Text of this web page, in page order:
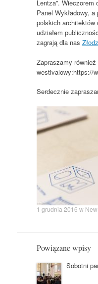
Lentza”. Wieczorem
Panel Wykładowy,
polskich architektów
udziałem
zagrają dla nas
Zapraszamy
westivalowy:https://
Serdecznie
1 grudnia 2016 w
Powiązane wpisy
Sobotni